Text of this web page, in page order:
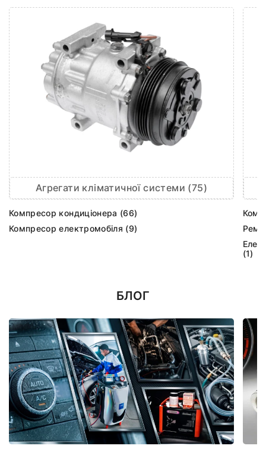
Агрегати кліматичної системи (75)
Компресор кондиціонера (66)
Компресор електромобіля (9)
(1)
БЛОГ